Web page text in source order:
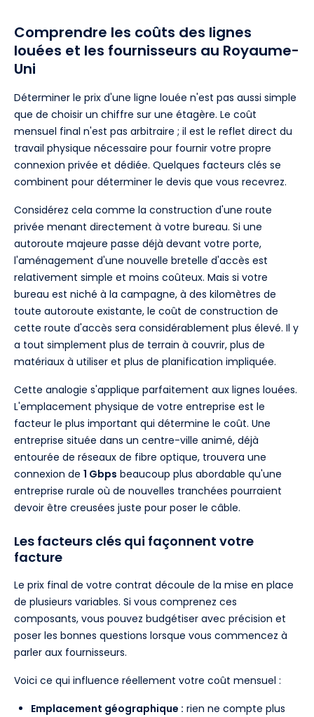
Comprendre les coûts des lignes
louées et les fournisseurs au Royaume-
Uni
Déterminer le prix d'une ligne louée n'est pas aussi simple
que de choisir un chiffre sur une étagère. Le coût
mensuel final n'est pas arbitraire ; il est le reflet direct du
travail physique nécessaire pour fournir votre propre
connexion privée et dédiée. Quelques facteurs clés se
combinent pour déterminer le devis que vous recevrez.
Considérez cela comme la construction d'une route
privée menant directement à votre bureau. Si une
autoroute majeure passe déjà devant votre porte,
l'aménagement d'une nouvelle bretelle d'accès est
relativement simple et moins coûteux. Mais si votre
bureau est niché à la campagne, à des kilomètres de
toute autoroute existante, le coût de construction de
cette route d'accès sera considérablement plus élevé. Il y
a tout simplement plus de terrain à couvrir, plus de
matériaux à utiliser et plus de planification impliquée.
Cette analogie s'applique parfaitement aux lignes louées.
L'emplacement physique de votre entreprise est le
facteur le plus important qui détermine le coût. Une
entreprise située dans un centre-ville animé, déjà
entourée de réseaux de fibre optique, trouvera une
connexion de 1 Gbps beaucoup plus abordable qu'une
entreprise rurale où de nouvelles tranchées pourraient
devoir être creusées juste pour poser le câble.
Les facteurs clés qui façonnent votre
facture
Le prix final de votre contrat découle de la mise en place
de plusieurs variables. Si vous comprenez ces
composants, vous pouvez budgétiser avec précision et
poser les bonnes questions lorsque vous commencez à
parler aux fournisseurs.
Voici ce qui influence réellement votre coût mensuel :
Emplacement géographique : rien ne compte plus